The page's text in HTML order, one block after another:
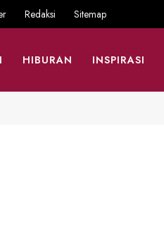
Redaksi Sitemap
HIBURAN INSPIRASI